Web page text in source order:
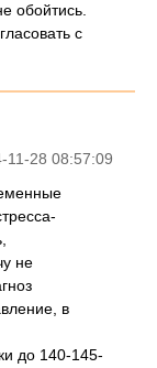
обойтись.
с
11-28 08:57:09
не
в
до 140-145-